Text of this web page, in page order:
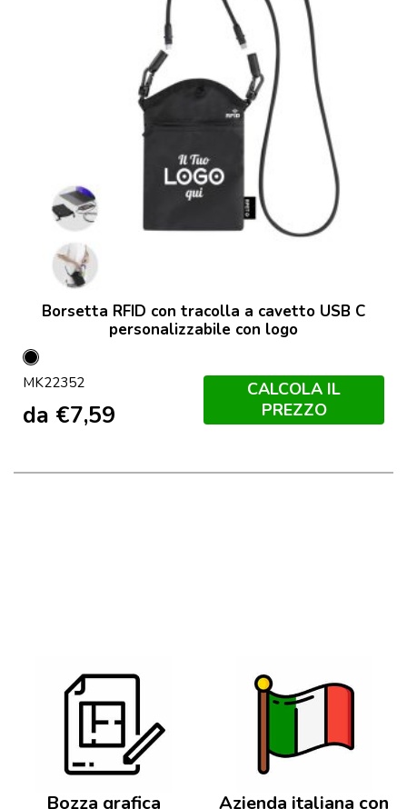
Borsetta RFID con tracolla a cavetto USB C
personalizzabile con logo
Nero
MK22352
da €7,59
CALCOLA IL
PREZZO
Bozza grafica Azienda italiana con